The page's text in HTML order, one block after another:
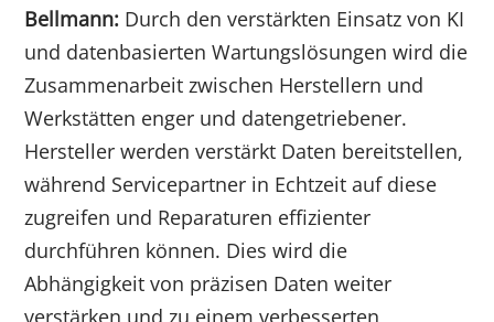
Bellmann: Durch den verstärkten Einsatz von KI
und datenbasierten Wartungslösungen wird die
Zusammenarbeit zwischen Herstellern und
Werkstätten enger und datengetriebener.
Hersteller werden verstärkt Daten bereitstellen,
während Servicepartner in Echtzeit auf diese
zugreifen und Reparaturen effizienter
durchführen können. Dies wird die
Abhängigkeit von präzisen Daten weiter
verstärken und zu einem verbesserten